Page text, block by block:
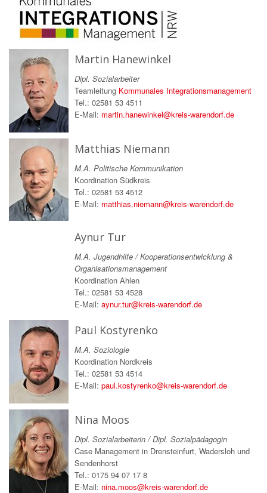
Martin Hanewinkel
Dipl. Sozialarbeiter
Teamleitung Kommunales Integrationsmanagement
Tel.: 02581 53 4511
E-Mail: martin.hanewinkel@kreis-warendorf.de
Matthias Niemann
M.A. Politische Kommunikation
Koordination Südkreis
Tel.: 02581 53 4512
E-Mail: matthias.niemann@kreis-warendorf.de
Aynur Tur
M.A. Jugendhilfe / Kooperationsentwicklung &
Organisationsmanagement
Koordination Ahlen
Tel.: 02581 53 4528
E-Mail: aynur.tur@kreis-warendorf.de
Paul Kostyrenko
M.A. Soziologie
Koordination Nordkreis
Tel.: 02581 53 4514
E-Mail: paul.kostyrenko@kreis-warendorf.de
Nina Moos
Dipl. Sozialarbeiterin / Dipl. Sozialpädagogin
Case Management in Drensteinfurt, Wadersloh und
Sendenhorst
Tel.: 0175 94 07 17 8
E-Mail: nina.moos@kreis-warendorf.de